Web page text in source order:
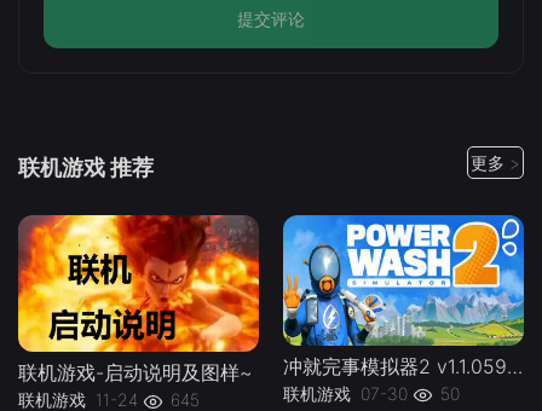
提交评论
联机游戏 推荐 更多 >
联机游戏-启动说明及图样~
联机游戏 11-24 645
冲就完事模拟器2 v1.1.059联机PowerWash.Simulator.2.v1.1.059kj -下载-游戏本体-绿色免安装-解压即玩~
联机游戏 07-30 50